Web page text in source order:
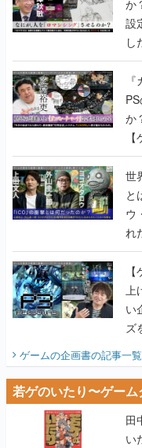
か
設
し
書
か
世
と
ウ
れ
画
上
い
ズ
ゲームの企画書の記事一覧
若ゲのいたり〜ゲー
田
い